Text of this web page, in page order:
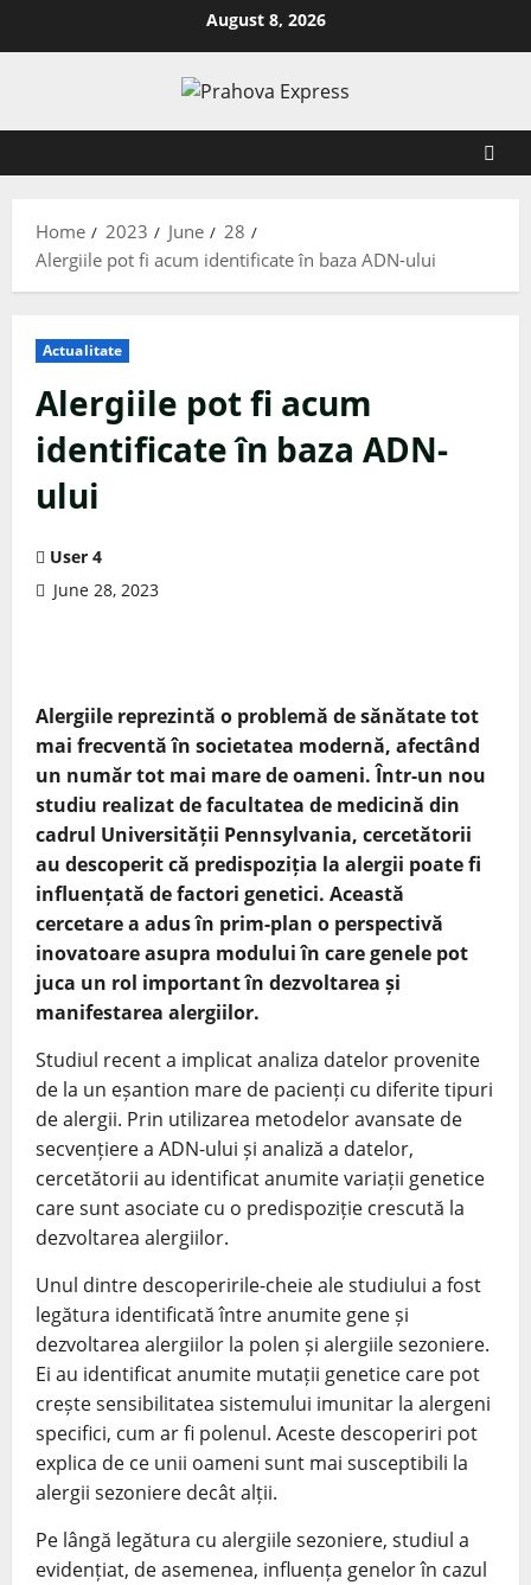
August 8, 2026
Home 2023 June
28
Alergiile pot fi acum identificate în baza ADN-ului
Actualitate
Alergiile pot fi acum
identificate în baza ADN-
ului
User 4
June 28, 2023
Alergiile reprezintă o problemă de sănătate tot
mai frecventă în societatea modernă, afectând
un număr tot mai mare de oameni. Într-un nou
studiu realizat de facultatea de medicină din
cadrul Universității Pennsylvania, cercetătorii
au descoperit că predispoziția la alergii poate fi
influențată de factori genetici. Această
cercetare a adus în prim-plan o perspectivă
inovatoare asupra modului în care genele pot
juca un rol important în dezvoltarea și
manifestarea alergiilor.
Studiul recent a implicat analiza datelor provenite
de la un eșantion mare de pacienți cu diferite tipuri
de alergii. Prin utilizarea metodelor avansate de
secvențiere a ADN-ului și analiză a datelor,
cercetătorii au identificat anumite variații genetice
care sunt asociate cu o predispoziție crescută la
dezvoltarea alergiilor.
Unul dintre descoperirile-cheie ale studiului a fost
legătura identificată între anumite gene și
dezvoltarea alergiilor la polen și alergiile sezoniere.
Ei au identificat anumite mutații genetice care pot
crește sensibilitatea sistemului imunitar la alergeni
specifici, cum ar fi polenul. Aceste descoperiri pot
explica de ce unii oameni sunt mai susceptibili la
alergii sezoniere decât alții.
Pe lângă legătura cu alergiile sezoniere, studiul a
evidențiat, de asemenea, influența genelor în cazul